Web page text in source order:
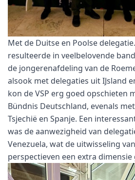
Met de Duitse en Poolse
resulteerde in veelbelovende
de jongerenafdeling van de
alsook met delegaties uit IJsland
kon de VSP erg goed opschieten
Bündnis Deutschland, evenals
Tsjechië en Spanje. Een
was de aanwezigheid van
Venezuela, wat de uitwisseling
perspectieven een extra dimensie